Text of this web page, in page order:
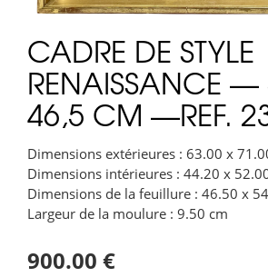
CADRE DE STYLE
RENAISSANCE
46,5 CM —REF.
Dimensions extérieures : 63.00 x
Dimensions intérieures : 44.20 x
Dimensions de la feuillure : 46.50 x
Largeur de la moulure : 9.50 cm
900.00 €